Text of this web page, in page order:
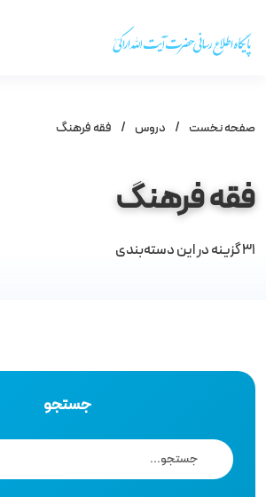
صفحه نخست / دروس / فقه فرهنگ
فقه فرهنگ
31گزینه در این دسته‌بندی
جستجو